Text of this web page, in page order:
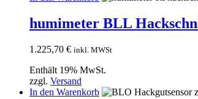
humimeter BLL
1.225,70 € inkl. MWSt
Enthält 19% MwSt.
zzgl. Versand
In den Warenkorb